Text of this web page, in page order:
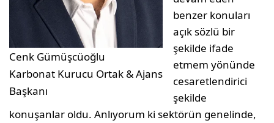
Cenk Gümüşcüoğlu
Karbonat Kurucu Ortak & Ajans
Başkanı
benzer konuları
açık sözlü bir
şekilde ifade
etmem yönünde
cesaretlendirici
şekilde
konuşanlar oldu. Anlıyorum ki sektörün genelinde,